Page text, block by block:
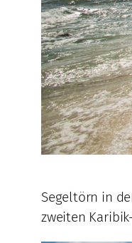
Segeltörn in
zweiten